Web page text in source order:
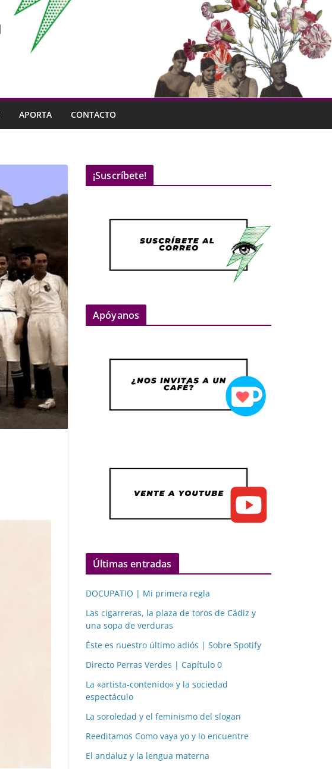
APORTA CONTACTO
¡Suscríbete!
Apóyanos
Últimas entradas
DOCUPATIO | Mi primera regla
Las cigarreras, la plaza de toros de Cádiz y
una sopa de verduras
Éste es nuestro último adiós | Sobre Spotify
Directo Perras Verdes | Capítulo 0
La «artista-contenido» y la sociedad
espectáculo
La soroledad y el feminismo del slogan
Reeditamos Como vaya yo y lo encuentre
El andaluz y la lengua materna